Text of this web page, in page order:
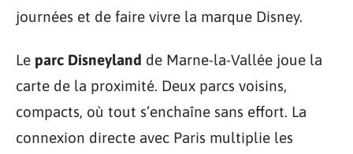
journées et de faire vivre la marque Disney.
Le parc Disneyland de Marne-la-Vallée joue la
carte de la proximité. Deux parcs voisins,
compacts, où tout s’enchaîne sans effort. La
connexion directe avec Paris multiplie les